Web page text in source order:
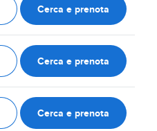
Cerca e prenota
Cerca e prenota
Cerca e prenota